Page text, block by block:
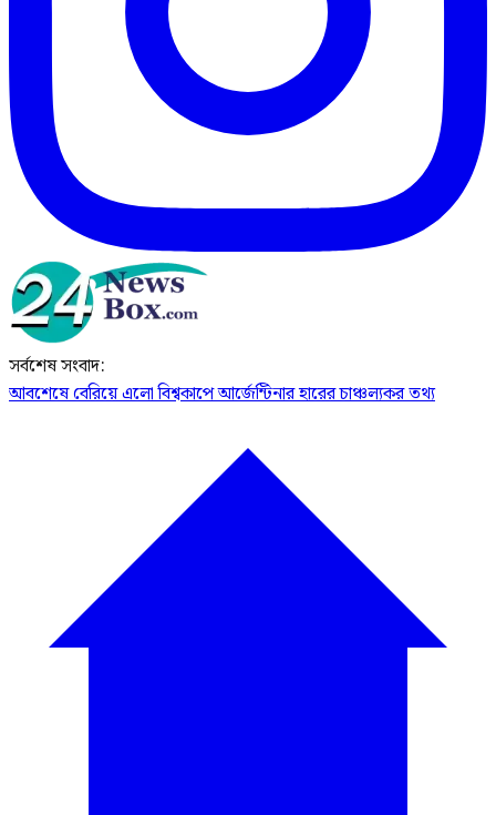
সর্বশেষ সংবাদ:
আবশেষে বেরিয়ে এলো বিশ্বকাপে আর্জেন্টিনার হারের চাঞ্চল্যকর তথ্য